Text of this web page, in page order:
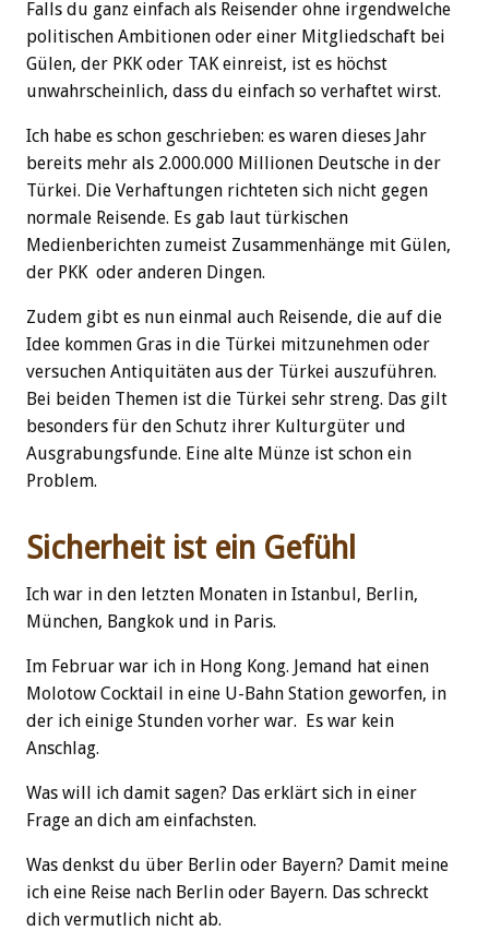
Falls du ganz einfach als Reisender ohne irgendwelche
politischen Ambitionen oder einer Mitgliedschaft bei
Gülen, der PKK oder TAK einreist, ist es höchst
unwahrscheinlich, dass du einfach so verhaftet wirst.
Ich habe es schon geschrieben: es waren dieses Jahr
bereits mehr als 2.000.000 Millionen Deutsche in der
Türkei. Die Verhaftungen richteten sich nicht gegen
normale Reisende. Es gab laut türkischen
Medienberichten zumeist Zusammenhänge mit Gülen,
der PKK oder anderen Dingen.
Zudem gibt es nun einmal auch Reisende, die auf die
Idee kommen Gras in die Türkei mitzunehmen oder
versuchen Antiquitäten aus der Türkei auszuführen.
Bei beiden Themen ist die Türkei sehr streng. Das gilt
besonders für den Schutz ihrer Kulturgüter und
Ausgrabungsfunde. Eine alte Münze ist schon ein
Problem.
Sicherheit ist ein Gefühl
Ich war in den letzten Monaten in Istanbul, Berlin,
München, Bangkok und in Paris.
Im Februar war ich in Hong Kong. Jemand hat einen
Molotow Cocktail in eine U-Bahn Station geworfen, in
der ich einige Stunden vorher war. Es war kein
Anschlag.
Was will ich damit sagen? Das erklärt sich in einer
Frage an dich am einfachsten.
Was denkst du über Berlin oder Bayern? Damit meine
ich eine Reise nach Berlin oder Bayern. Das schreckt
dich vermutlich nicht ab.